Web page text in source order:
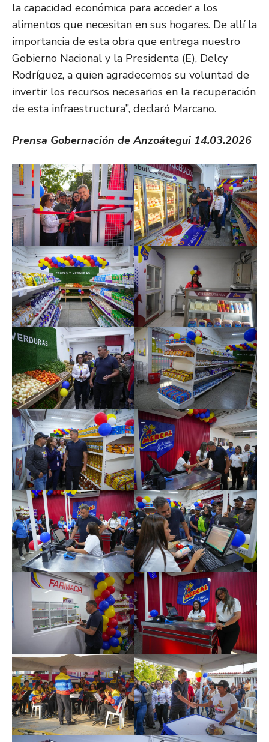
la capacidad económica para acceder a los
alimentos que necesitan en sus hogares. De allí la
importancia de esta obra que entrega nuestro
Gobierno Nacional y la Presidenta (E), Delcy
Rodríguez, a quien agradecemos su voluntad de
invertir los recursos necesarios en la recuperación
de esta infraestructura”, declaró Marcano.
Prensa Gobernación de Anzoátegui 14.03.2026